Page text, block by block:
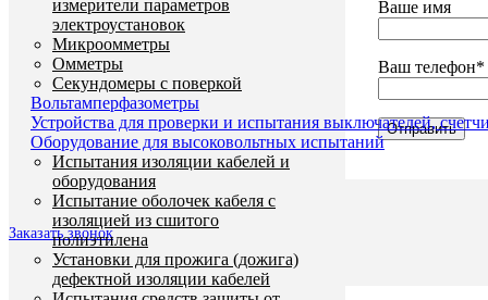
Ваше имя
Ваш телефон*
Заказать звонок
измерители параметров
электроустановок
Микроомметры
Омметры
Секундомеры с поверкой
Вольтамперфазометры
Устройства для проверки и испытания выключателей,
Оборудование для высоковольтных испытаний
Испытания изоляции кабелей и
оборудования
Испытание оболочек кабеля с
изоляцией из сшитого
полиэтилена
Установки для прожига (дожига)
дефектной изоляции кабелей